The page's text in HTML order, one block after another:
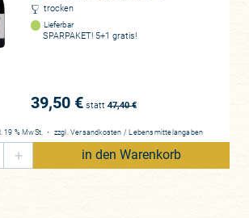
trocken
Lieferbar
SPARPAKET! 5+1 gratis!
39,50 € statt 47,40€
19 % MwSt. ・ zzgl.Versandkosten / Lebensmittelangaben
+ in den Warenkorb